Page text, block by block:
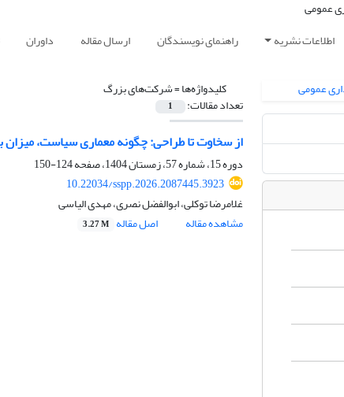
اطلاعات نشریه راهنمای نویسندگان ارسال مقاله داوران
کلیدواژه‌ها =شرکت‌های بزرگ
تعداد مقالات: 1
از سخاوت تا طراحی: چگونه معماری سیاست، میزان
دوره 15، شماره 57، زمستان 1404، صفحه
124-150
10.22034/sspp.2026.2087445.3923
غلامرضا توکلی، ابوالفضل نصری، مهدی الیاسی
مشاهده مقاله
اصل مقاله 3.27 M